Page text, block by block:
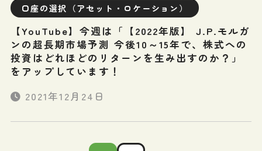
口座の選択（アセット・ロケーション）
【YouTube】今週は「【2022年版】 J.P.モルガ
ンの超長期市場予測 今後10～15年で、株式への
投資はどれほどのリターンを生み出すのか？」
をアップしています！
2021年12月24日